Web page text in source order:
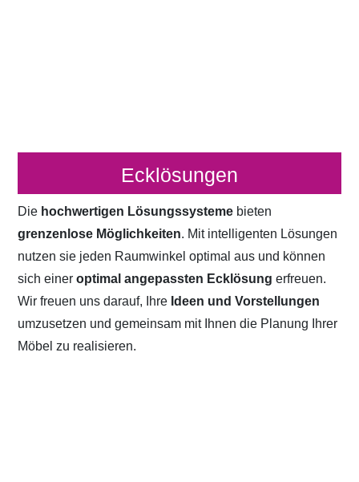
Ecklösungen
Die hochwertigen Lösungssysteme bieten
grenzenlose Möglichkeiten. Mit intelligenten Lösungen
nutzen sie jeden Raumwinkel optimal aus und können
sich eineroptimal angepassten Ecklösung erfreuen.
Wir freuen uns darauf, Ihre Ideen und Vorstellungen
umzusetzen und gemeinsam mit Ihnen die Planung Ihrer
Möbel zu realisieren.